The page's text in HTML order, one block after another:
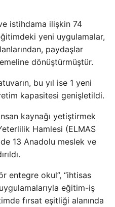
istihdama ilişkin 74
yeni uygulamalar,
paydaşlar
dönüştürmüştür.
bu yıl ise 1 yeni
kapasitesi genişletildi.
kaynağı yetiştirmek
Hamlesi (ELMAS
13 Anadolu meslek ve
entegre okul”, “ihtisas
eğitim-iş
fırsat eşitliği alanında